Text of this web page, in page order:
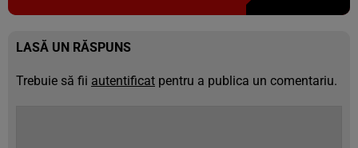
LASĂ UN RĂSPUNS
Trebuie să fii autentificat pentru a publica un comentariu.